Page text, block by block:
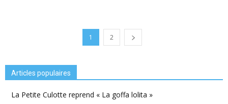
1 2
Articles populaires
La Petite Culotte reprend « La goffa lolita »